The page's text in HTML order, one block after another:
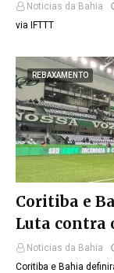
Noticias da Bahia
via IFTTT
REBAXAMENTO
Coritiba e
Luta contra
Noticias da Bahia
Coritiba e Bahia